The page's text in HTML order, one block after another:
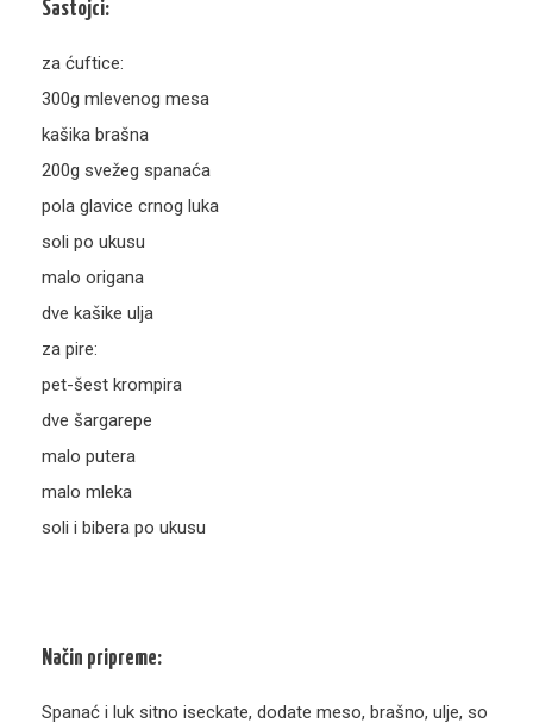
Sastojci:
za ćuftice:
300g mlevenog mesa
kašika brašna
200g svežeg spanaća
pola glavice crnog luka
soli po ukusu
malo origana
dve kašike ulja
za pire:
pet-šest krompira
dve šargarepe
malo putera
malo mleka
soli i bibera po ukusu
Način pripreme:
Spanać i luk sitno iseckate, dodate meso, brašno, ulje, so